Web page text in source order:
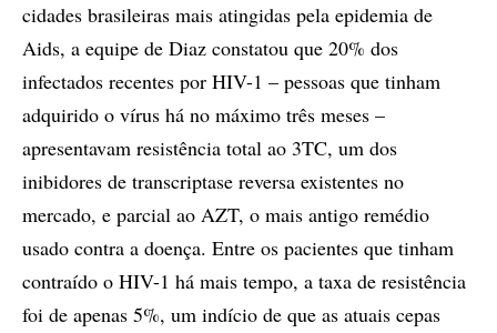
cidades brasileiras mais atingidas pela epidemia de
Aids, a equipe de Diaz constatou que 20% dos
infectados recentes por HIV-1 – pessoas que tinham
adquirido o vírus há no máximo três meses –
apresentavam resistência total ao 3TC, um dos
inibidores de transcriptase reversa existentes no
mercado, e parcial ao AZT, o mais antigo remédio
usado contra a doença. Entre os pacientes que tinham
contraído o HIV-1 há mais tempo, a taxa de resistência
foi de apenas 5%, um indício de que as atuais cepas